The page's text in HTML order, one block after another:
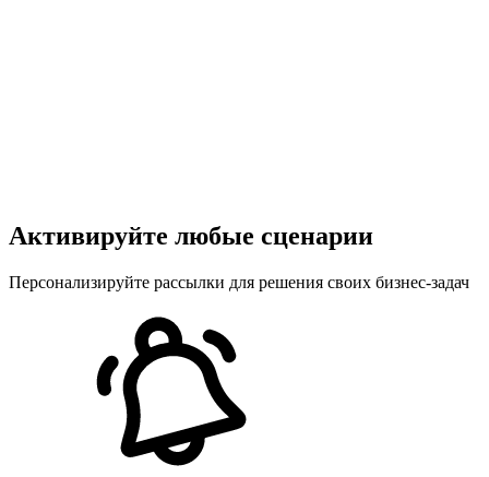
Активируйте любые сценарии
Персонализируйте рассылки для решения своих бизнес-задач